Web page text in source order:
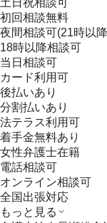
土日祝相談可
初回相談無料
夜間相談可(21時以
18時以降相談可
当日相談可
カード利用可
後払いあり
分割払いあり
法テラス利用可
着手金無料あり
女性弁護士在籍
電話相談可
オンライン相談可
全国出張対応
もっと見る